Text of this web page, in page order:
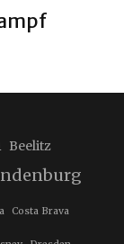
Beelitz
Costa Brava